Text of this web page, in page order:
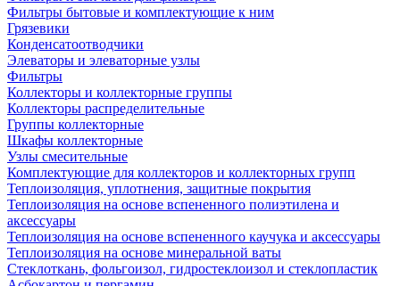
Фильтры бытовые и комплектующие к ним
Грязевики
Конденсатоотводчики
Элеваторы и элеваторные узлы
Фильтры
Коллекторы и коллекторные группы
Коллекторы распределительные
Группы коллекторные
Шкафы коллекторные
Узлы смесительные
Комплектующие для коллекторов и коллекторных групп
Теплоизоляция, уплотнения, защитные покрытия
Теплоизоляция на основе вспененного полиэтилена и
аксессуары
Теплоизоляция на основе вспененного каучука и аксессуары
Теплоизоляция на основе минеральной ваты
Стеклоткань, фольгоизол, гидростеклоизол и стеклопластик